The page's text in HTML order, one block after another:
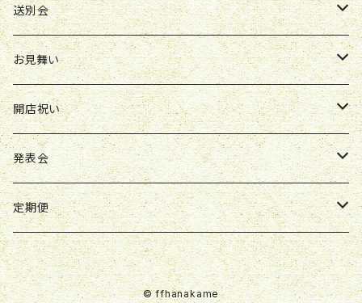
ボックスアレンジ
胡蝶蘭鉢
スタンド花
アレンジ
花束
アレンジ
ボックスアレンジ
スタンド花
送別会
花束
アレンジ
ボックスアレンジ
お見舞い
花束
アレンジ
ボックスアレンジ
開店祝い
アレンジ
スタンド花
観葉植物
発表会
アレンジ
花束
定期便
花束
© ffhanakame